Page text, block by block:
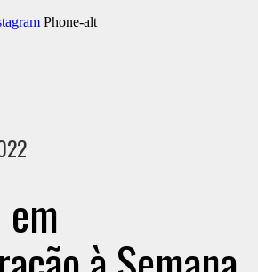
Phone-alt